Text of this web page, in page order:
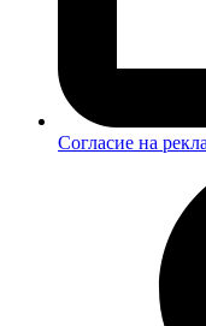
Согласие на